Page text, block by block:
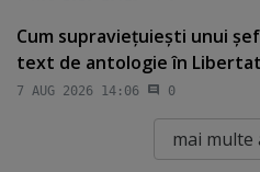
Cum supravieţuieşti unui
text de antologie în
7 AUG 2026 14:06 0
mai multe